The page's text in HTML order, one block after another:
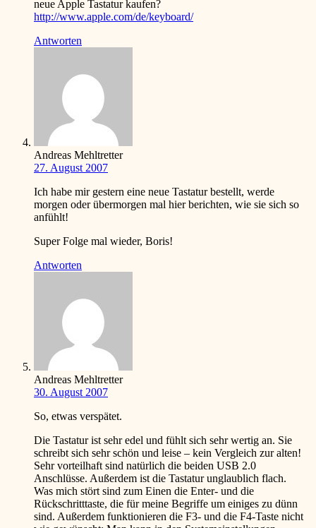
neue Apple Tastatur kaufen?
http://www.apple.com/de/keyboard/
Antworten
Andreas Mehltretter
27. August 2007
Ich habe mir gestern eine neue Tastatur bestellt, werde
morgen oder übermorgen mal hier berichten, wie sie sich so
anfühlt!
Super Folge mal wieder, Boris!
Antworten
Andreas Mehltretter
30. August 2007
So, etwas verspätet.
Die Tastatur ist sehr edel und fühlt sich sehr wertig an. Sie
schreibt sich sehr schön und leise – kein Vergleich zur alten!
Sehr vorteilhaft sind natürlich die beiden USB 2.0
Anschlüsse. Außerdem ist die Tastatur unglaublich flach.
Was mich stört sind zum Einen die Enter- und die
Rückschritttaste, die für meine Begriffe um einiges zu dünn
sind. Außerdem funktionieren die F3- und die F4-Taste nicht